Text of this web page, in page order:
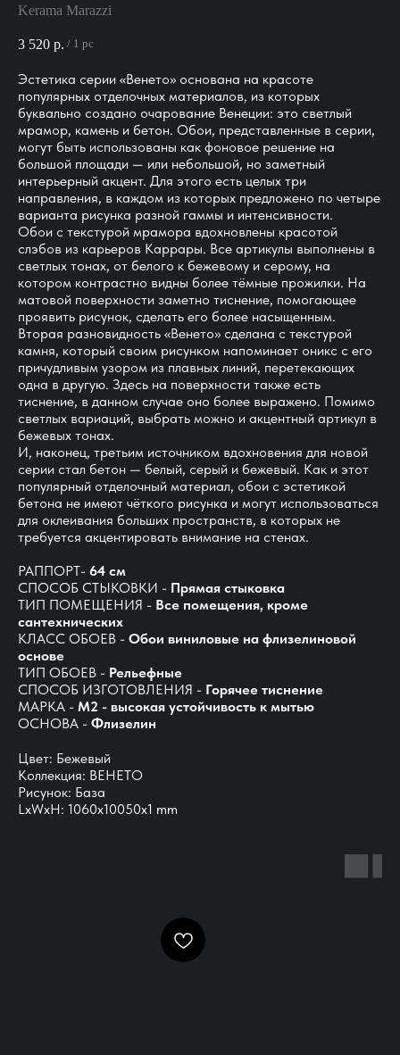
Kerama Marazzi
3 520 р. / 1 pc
Эстетика серии «Венето» основана на красоте
популярных отделочных материалов, из которых
буквально создано очарование Венеции: это светлый
мрамор, камень и бетон. Обои, представленные в серии,
могут быть использованы как фоновое решение на
большой площади — или небольшой, но заметный
интерьерный акцент. Для этого есть целых три
направления, в каждом из которых предложено по четыре
варианта рисунка разной гаммы и интенсивности.
Обои с текстурой мрамора вдохновлены красотой
слэбов из карьеров Каррары. Все артикулы выполнены в
светлых тонах, от белого к бежевому и серому, на
котором контрастно видны более тёмные прожилки. На
матовой поверхности заметно тиснение, помогающее
проявить рисунок, сделать его более насыщенным.
Вторая разновидность «Венето» сделана с текстурой
камня, который своим рисунком напоминает оникс с его
причудливым узором из плавных линий, перетекающих
одна в другую. Здесь на поверхности также есть
тиснение, в данном случае оно более выражено. Помимо
светлых вариаций, выбрать можно и акцентный артикул в
бежевых тонах.
И, наконец, третьим источником вдохновения для новой
серии стал бетон — белый, серый и бежевый. Как и этот
популярный отделочный материал, обои с эстетикой
бетона не имеют чёткого рисунка и могут использоваться
для оклеивания больших пространств, в которых не
требуется акцентировать внимание на стенах.
РАППОРТ- 64 см
СПОСОБ СТЫКОВКИ - Прямая стыковка
ТИП ПОМЕЩЕНИЯ - Все помещения, кроме
сантехнических
КЛАСС ОБОЕВ - Обои виниловые на флизелиновой
основе
ТИП ОБОЕВ - Рельефные
СПОСОБ ИЗГОТОВЛЕНИЯ - Горячее тиснение
МАРКА - М2 - высокая устойчивость к мытью
ОСНОВА - Флизелин
Цвет: Бежевый
Коллекция: ВЕНЕТО
Рисунок: База
LxWxH: 1060x10050x1 mm